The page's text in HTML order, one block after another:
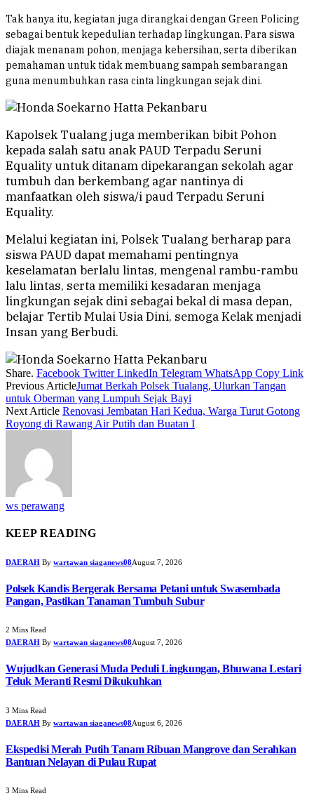
Tak hanya itu, kegiatan juga dirangkai dengan Green Policing
sebagai bentuk kepedulian terhadap lingkungan. Para siswa
diajak menanam pohon, menjaga kebersihan, serta diberikan
pemahaman untuk tidak membuang sampah sembarangan
guna menumbuhkan rasa cinta lingkungan sejak dini.
Kapolsek Tualang juga memberikan bibit Pohon
kepada salah satu anak PAUD Terpadu Seruni
Equality untuk ditanam dipekarangan sekolah agar
tumbuh dan berkembang agar nantinya di
manfaatkan oleh siswa/i paud Terpadu Seruni
Equality.
Melalui kegiatan ini, Polsek Tualang berharap para
siswa PAUD dapat memahami pentingnya
keselamatan berlalu lintas, mengenal rambu-rambu
lalu lintas, serta memiliki kesadaran menjaga
lingkungan sejak dini sebagai bekal di masa depan,
belajar Tertib Mulai Usia Dini, semoga Kelak menjadi
Insan yang Berbudi.
Share. Facebook Twitter LinkedIn Telegram WhatsApp Copy Link
Previous ArticleJumat Berkah Polsek Tualang, Ulurkan Tangan
untuk Oberman yang Lumpuh Sejak Bayi
Next Article Renovasi Jembatan Hari Kedua, Warga Turut Gotong
Royong di Rawang Air Putih dan Buatan I
ws perawang
KEEP READING
DAERAH By wartawan siaganews08August 7, 2026
Polsek Kandis Bergerak Bersama Petani untuk Swasembada
Pangan, Pastikan Tanaman Tumbuh Subur
2 Mins Read
DAERAH By wartawan siaganews08August 7, 2026
Wujudkan Generasi Muda Peduli Lingkungan, Bhuwana Lestari
Teluk Meranti Resmi Dikukuhkan
3 Mins Read
DAERAH By wartawan siaganews08August 6, 2026
Ekspedisi Merah Putih Tanam Ribuan Mangrove dan Serahkan
Bantuan Nelayan di Pulau Rupat
3 Mins Read